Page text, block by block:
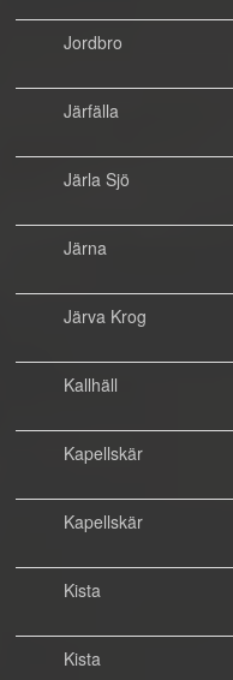
Jordbro
Järfälla
Järla Sjö
Järna
Järva Krog
Kallhäll
Kapellskär
Kapellskär
Kista
Kista